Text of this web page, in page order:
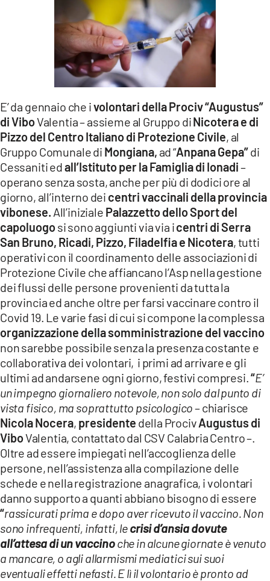
LACONAIR.IT
LACITYMAG.IT
ILREGGINO.IT
COSENZACHANNEL.IT
ILVIBONESE.IT
CATANZAROCHANNEL.IT
LACAPITALENEWS.IT
ANDROID
APPLE
E’ da gennaio che ivolontari della Prociv “Augustus”
di ViboValentia – assieme al Gruppo diNicotera e di
Pizzo del Centro Italiano di Protezione Civile, al
Gruppo Comunale di Mongiana, ad “Anpana Gepa”di
Cessaniti edall’Istituto per la Famiglia di Ionadi–
operano senza sosta, anche per più di dodici ore al
giorno, all’interno dei centri vaccinali della provincia
vibonese. All’iniziale Palazzetto dello Sport del
capoluogosi sono aggiunti via via icentri di Serra
San Bruno, Ricadi, Pizzo, Filadelfia e Nicotera, tutti
operativi con il coordinamento delle associazioni di
Protezione Civile che affiancano l’Asp nella gestione
dei flussi delle persone provenienti da tutta la
provincia ed anche oltre per farsi vaccinare contro il
Covid 19. Le varie fasi di cui si compone la complessa
organizzazione della somministrazione del vaccino
non sarebbe possibile senza la presenza costante e
collaborativa dei volontari, i primi ad arrivare e gli
ultimi ad andarsene ogni giorno, festivi compresi.“E’
un impegno giornaliero notevole, non solo dal punto di
vista fisico, ma soprattutto psicologico– chiarisce
Nicola Nocera, presidente della ProcivAugustus di
ViboValentia, contattato dal CSV Calabria Centro –.
Oltre ad essere impiegati nell’accoglienza delle
persone, nell’assistenza alla compilazione delle
schede e nella registrazione anagrafica, i volontari
danno supporto a quanti abbiano bisogno di essere
“rassicurati prima e dopo aver ricevuto il vaccino. Non
sono infrequenti, infatti, lecrisi d’ansia dovute
all’attesa di un vaccinoche in alcune giornate è venuto
a mancare, o agli allarmismi mediatici sui suoi
eventuali effetti nefasti. E lì il volontario è pronto ad